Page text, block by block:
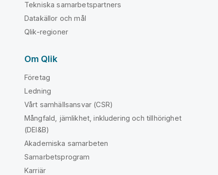
Tekniska samarbetspartners
Datakällor och mål
Qlik-regioner
Om Qlik
Företag
Ledning
Vårt samhällsansvar (CSR)
Mångfald, jämlikhet, inkludering och tillhörighet
(DEI&B)
Akademiska samarbeten
Samarbetsprogram
Karriär